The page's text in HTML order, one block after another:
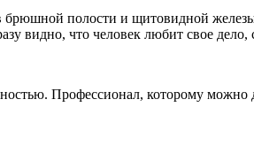
брюшной полости и щитовидной
видно, что человек любит свое дело,
Профессионал, которому можно